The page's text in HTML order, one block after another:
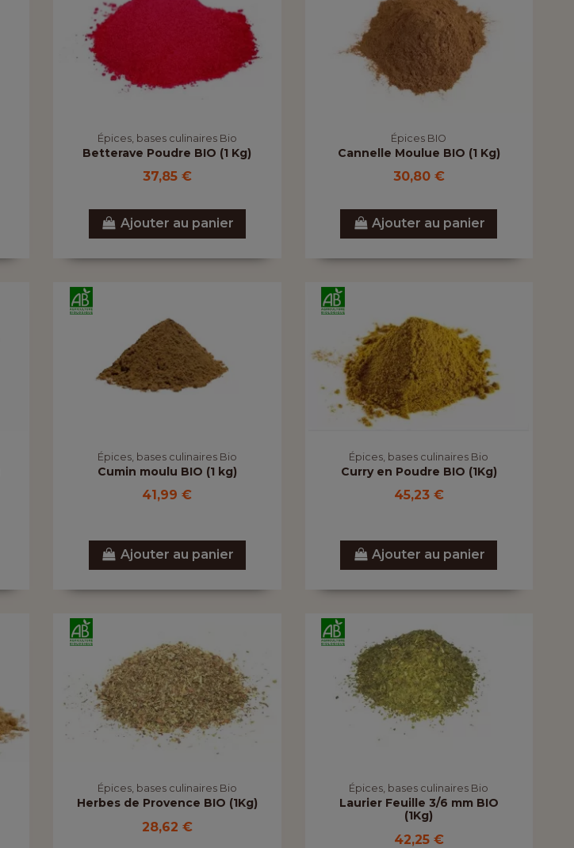
Épices, bases culinaires Bio
Betterave Poudre BIO (1 Kg)
37,85 €
Ajouter au panier
Épices BIO
Cannelle Moulue BIO (1 Kg)
30,80 €
Ajouter au panier
Épices, bases culinaires Bio
Cumin moulu BIO (1 kg)
41,99 €
Ajouter au panier
Épices, bases culinaires Bio
Curry en Poudre BIO (1Kg)
45,23 €
Ajouter au panier
Épices, bases culinaires Bio
Herbes de Provence BIO (1Kg)
28,62 €
Épices, bases culinaires Bio
Laurier Feuille 3/6 mm BIO
(1Kg)
42,25 €